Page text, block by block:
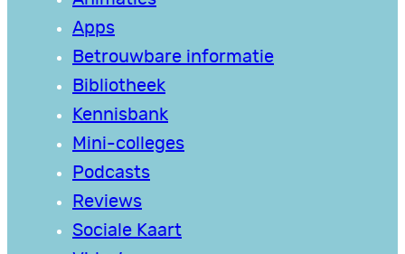
Apps
Betrouwbare informatie
Bibliotheek
Kennisbank
Mini-colleges
Podcasts
Reviews
Sociale Kaart